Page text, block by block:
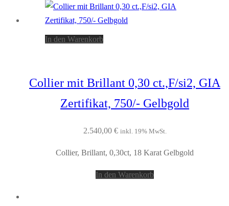
In den Warenkorb
Collier mit Brillant 0,30 ct.,F/si2, GIA
Zertifikat, 750/- Gelbgold
2.540,00 € inkl. 19% MwSt.
Collier, Brillant, 0,30ct, 18 Karat Gelbgold
In den Warenkorb